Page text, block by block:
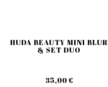
HUDA BEAUTY MINI BLUR
& SET DUO
35,00 €